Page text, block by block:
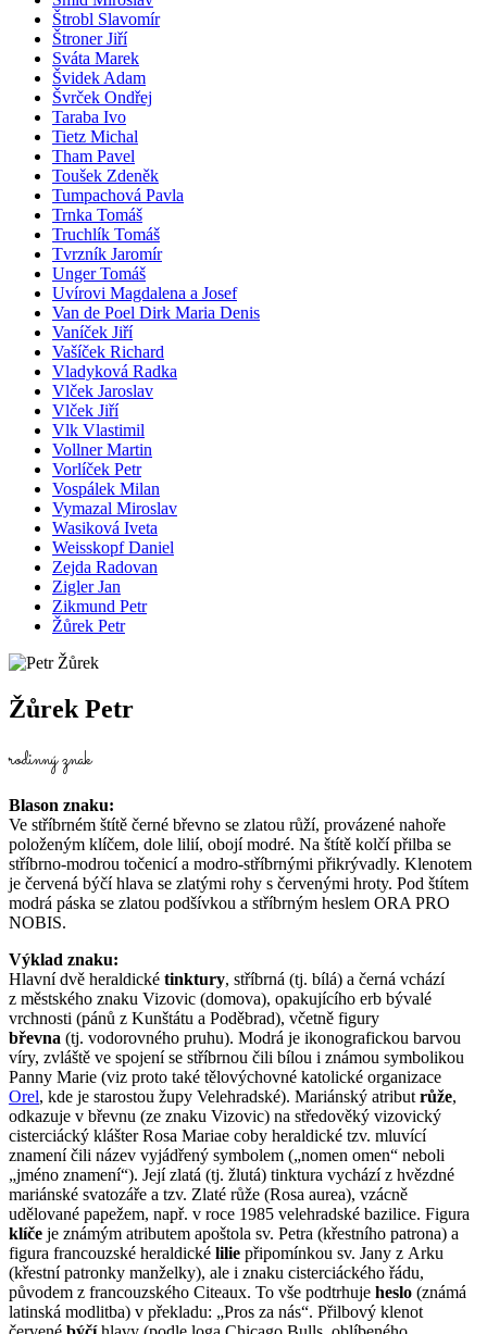
Štrobl Slavomír
Štroner Jiří
Sváta Marek
Švidek Adam
Švrček Ondřej
Taraba Ivo
Tietz Michal
Tham Pavel
Toušek Zdeněk
Tumpachová Pavla
Trnka Tomáš
Truchlík Tomáš
Tvrzník Jaromír
Unger Tomáš
Uvírovi Magdalena a Josef
Van de Poel Dirk Maria Denis
Vaníček Jiří
Vašíček Richard
Vladyková Radka
Vlček Jaroslav
Vlček Jiří
Vlk Vlastimil
Vollner Martin
Vorlíček Petr
Vospálek Milan
Vymazal Miroslav
Wasiková Iveta
Weisskopf Daniel
Zejda Radovan
Zigler Jan
Zikmund Petr
Žůrek Petr
Žůrek Petr
rodinný znak
Blason znaku:
Ve stříbrném štítě černé břevno se zlatou růží, provázené nahoře
položeným klíčem, dole lilií, obojí modré. Na štítě kolčí přilba se
stříbrno-modrou točenicí a modro-stříbrnými přikrývadly. Klenotem
je červená býčí hlava se zlatými rohy s červenými hroty. Pod štítem
modrá páska se zlatou podšívkou a stříbrným heslem ORA PRO
NOBIS.
Výklad znaku:
Hlavní dvě heraldické tinktury, stříbrná (tj. bílá) a černá vchází
z městského znaku Vizovic (domova), opakujícího erb bývalé
vrchnosti (pánů z Kunštátu a Poděbrad), včetně figury
břevna (tj. vodorovného pruhu). Modrá je ikonografickou barvou
víry, zvláště ve spojení se stříbrnou čili bílou i známou symbolikou
Panny Marie (viz proto také tělovýchovné katolické organizace
Orel, kde je starostou župy Velehradské). Mariánský atribut růže,
odkazuje v břevnu (ze znaku Vizovic) na středověký vizovický
cisterciácký klášter Rosa Mariae coby heraldické tzv. mluvící
znamení čili název vyjádřený symbolem („nomen omen“ neboli
„jméno znamení“). Její zlatá (tj. žlutá) tinktura vychází z hvězdné
mariánské svatozáře a tzv. Zlaté růže (Rosa aurea), vzácně
udělované papežem, např. v roce 1985 velehradské bazilice. Figura
klíče je známým atributem apoštola sv. Petra (křestního patrona) a
figura francouzské heraldické lilie připomínkou sv. Jany z Arku
(křestní patronky manželky), ale i znaku cisterciáckého řádu,
původem z francouzského Citeaux. To vše podtrhuje heslo (známá
latinská modlitba) v překladu: „Pros za nás“. Přilbový klenot